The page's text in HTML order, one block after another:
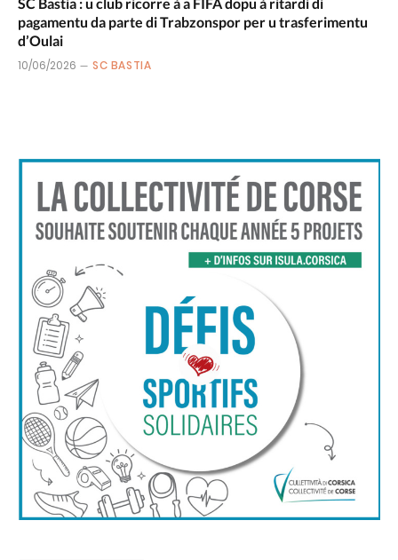
pagamentu da parte di Trabzonspor per u trasferimentu
d’Oulai
10/06/2026 SC BASTIA